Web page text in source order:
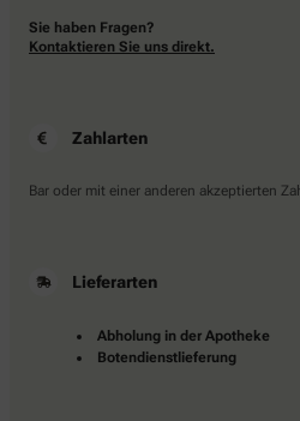
Sie haben Fragen?
Kontaktieren Sie uns direkt.
Zahlarten
Bar oder mit einer anderen akzeptierten
Lieferarten
Abholung in der Apotheke
Botendienstlieferung